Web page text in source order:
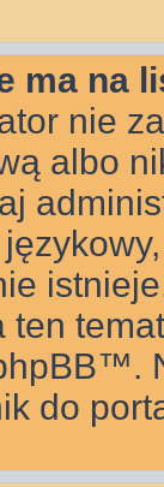
ma na
nie
albo
do